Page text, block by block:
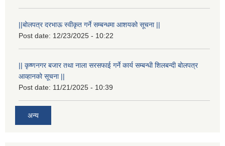
||बोलपत्र दरभाऊ स्वीकृत गर्ने सम्बन्धमा आशयको सूचना ||
Post date: 12/23/2025 - 10:22
|| कृष्णनगर बजार तथा नाला सरसफाई गर्ने कार्य सम्बन्धी शिलबन्दी बोलपत्र
आव्हानको सूचना ||
Post date: 11/21/2025 - 10:39
अन्य